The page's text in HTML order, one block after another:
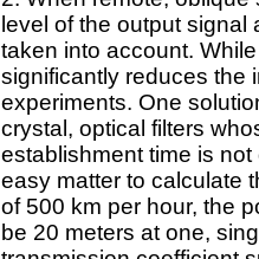
level of the output
taken into account.
significantly reduces the
experiments. One
crystal, optical filters
establishment time is
easy matter to calculate
of 500 km per hour, the
be 20 meters at one,